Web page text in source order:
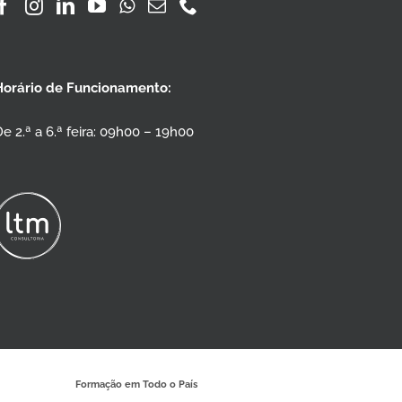
de Funcionamento:
2.ª a 6.ª feira: 09h00 – 19h00
Formação em Todo o País